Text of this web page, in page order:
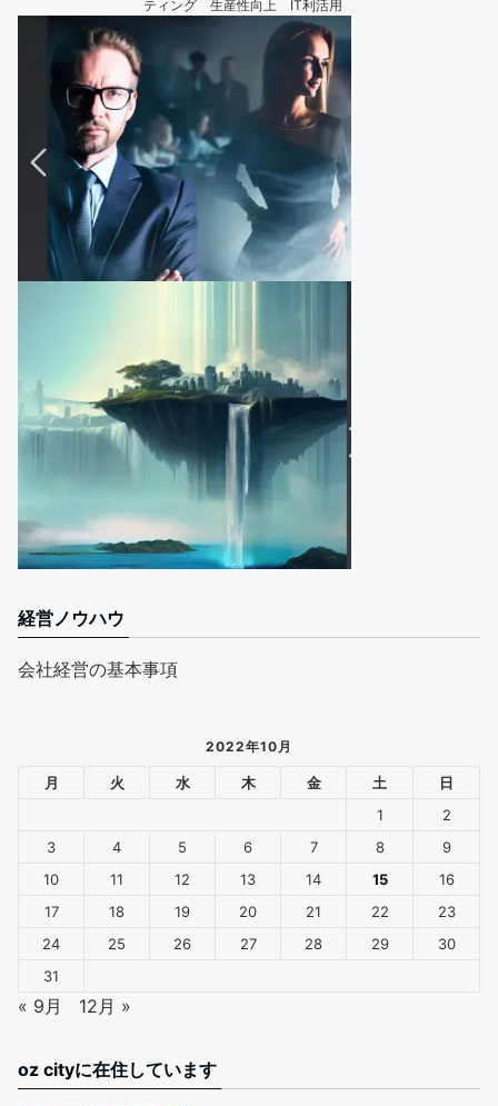
ティング 生産性向上 IT利活用
経営ノウハウ
会社経営の基本事項
2022年10月
月 火 水 木 金 土
日
1
2
3
4 5 6 7 8
9
10
11 12 13 14 15
16
17
18 19 20 21 22
23
24
25 26 27 28 29
30
31
« 9月 12月 »
oz cityに在住しています